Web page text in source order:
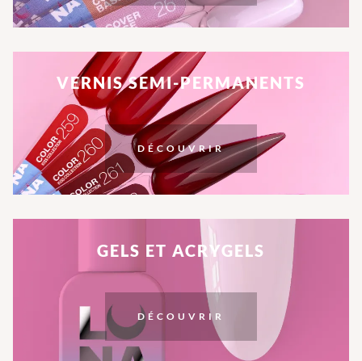
VERNIS SEMI-PERMANENTS
DÉCOUVRIR
GELS ET ACRYGELS
DÉCOUVRIR